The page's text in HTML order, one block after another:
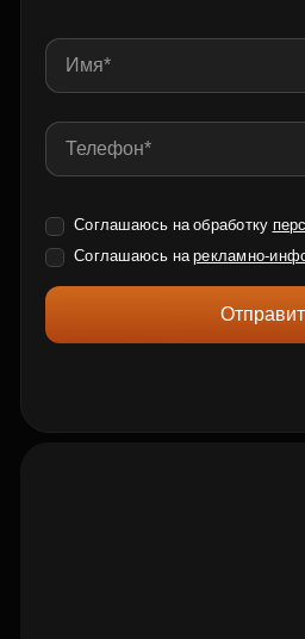
Соглашаюсь на обработку
Соглашаюсь нарекламно-